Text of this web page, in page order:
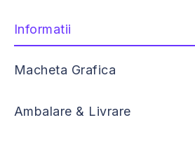
Informatii
Macheta Grafica
Ambalare & Livrare